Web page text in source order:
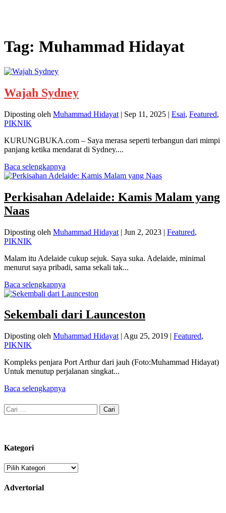
Tag: Muhammad Hidayat
Wajah Sydney
Diposting oleh Muhammad Hidayat | Sep 11, 2025 | Esai, Featured,
PIKNIK
KURUNGBUKA.com – Saya merasa seperti terbangun dari mimpi
panjang ketika mendarat di Sydney....
Baca selengkapnya
Perkisahan Adelaide: Kamis Malam yang
Naas
Diposting oleh Muhammad Hidayat | Jun 2, 2023 | Featured,
PIKNIK
Malam itu Adelaide cukup sejuk. Saya suka. Adelaide, minimal
menurut saya pribadi, sama sekali tak...
Baca selengkapnya
Sekembali dari Launceston
Diposting oleh Muhammad Hidayat | Agu 25, 2019 | Featured,
PIKNIK
Kompleks penjara Port Arthur dari jauh (Foto:Muhammad Hidayat)
Untuk menutup perjalanan singkat...
Baca selengkapnya
Cari
untuk:
Kategori
Kategori
Advertorial